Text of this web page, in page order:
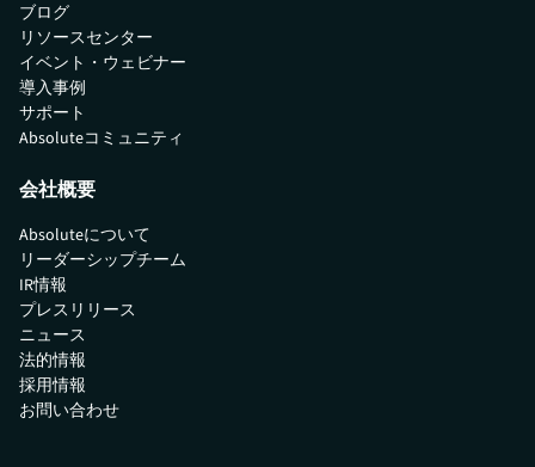
ブログ
リソースセンター
イベント・ウェビナー
導入事例
サポート
Absoluteコミュニティ
会社概要
Absoluteについて
リーダーシップチーム
IR情報
プレスリリース
ニュース
法的情報
採用情報
お問い合わせ